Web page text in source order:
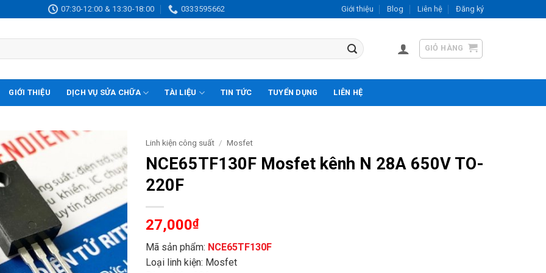
07:30-12:00 & 13:30-18:00 0333595662 Giới thiệu Blog Liên hệ Đăng ký
GIỎ HÀNG
GIỚI THIỆU DỊCH VỤ SỬA CHỮA TÀI LIỆU TIN TỨC TUYỂN DỤNG LIÊN HỆ
Linh kiện công suất / Mosfet
NCE65TF130F Mosfet kênh N 28A 650V TO-
220F
27,000₫
Mã sản phẩm: NCE65TF130F
Loại linh kiện: Mosfet